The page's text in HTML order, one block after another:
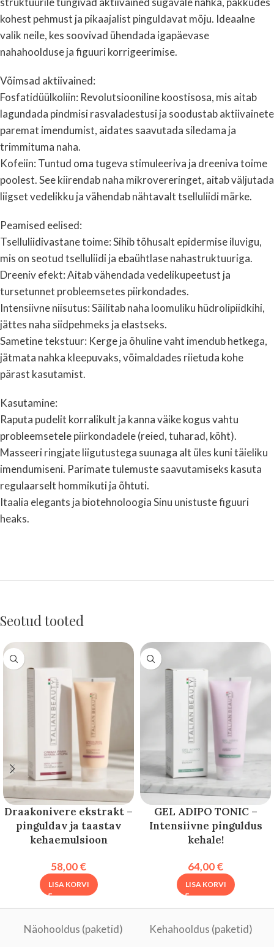
kohest pehmust ja pikaajalist pinguldavat mõju. Ideaalne
valik neile, kes soovivad ühendada igapäevase
nahahoolduse ja figuuri korrigeerimise.
Võimsad aktiivained:
Fosfatidüülkoliin: Revolutsiooniline koostisosa, mis aitab
lagundada pindmisi rasvaladestusi ja soodustab aktiivainete
paremat imendumist, aidates saavutada siledama ja
trimmituma naha.
Kofeiin: Tuntud oma tugeva stimuleeriva ja dreeniva toime
poolest. See kiirendab naha mikrovereringet, aitab väljutada
liigset vedelikku ja vähendab nähtavalt tselluliidi märke.
Peamised eelised:
Tselluliidivastane toime: Sihib tõhusalt epidermise iluvigu,
mis on seotud tselluliidi ja ebaühtlase nahastruktuuriga.
Dreeniv efekt: Aitab vähendada vedelikupeetust ja
tursetunnet probleemsetes piirkondades.
Intensiivne niisutus: Säilitab naha loomuliku hüdrolipiidkihi,
jättes naha siidpehmeks ja elastseks.
Sametine tekstuur: Kerge ja õhuline vaht imendub hetkega,
jätmata nahka kleepuvaks, võimaldades riietuda kohe
pärast kasutamist.
Kasutamine:
Raputa pudelit korralikult ja kanna väike kogus vahtu
probleemsetele piirkondadele (reied, tuharad, kõht).
Masseeri ringjate liigutustega suunaga alt üles kuni täieliku
imendumiseni. Parimate tulemuste saavutamiseks kasuta
regulaarselt hommikuti ja õhtuti.
Itaalia elegants ja biotehnoloogia Sinu unistuste figuuri
heaks.
Seotud tooted
Draakonivere ekstrakt –
pinguldav ja taastav
kehaemulsioon
58,00€
LISA KORVI
GEL ADIPO TONIC –
Intensiivne pinguldus
kehale!
64,00€
LISA KORVI
Näohooldus (paketid) Kehahooldus (paketid)